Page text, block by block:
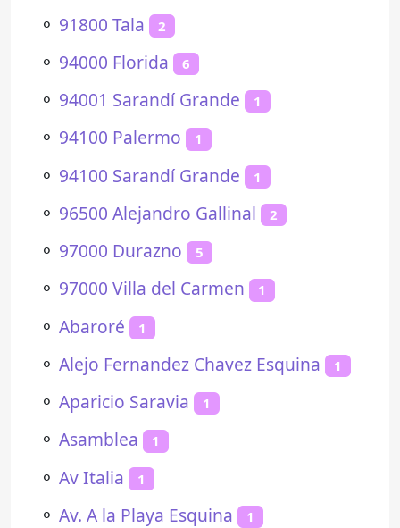
⚬ 91800 Tala 2
⚬ 94000 Florida 6
⚬ 94001 Sarandí Grande 1
⚬ 94100 Palermo 1
⚬ 94100 Sarandí Grande 1
⚬ 96500 Alejandro Gallinal 2
⚬ 97000 Durazno 5
⚬ 97000 Villa del Carmen 1
⚬ Abaroré 1
⚬ Alejo Fernandez Chavez Esquina 1
⚬ Aparicio Saravia 1
⚬ Asamblea 1
⚬ Av Italia 1
⚬ Av. A la Playa Esquina 1